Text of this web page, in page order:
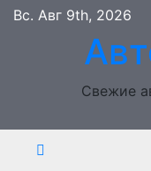
Перейти
содержимому
Вс. Авг 9th, 2026
Свежие